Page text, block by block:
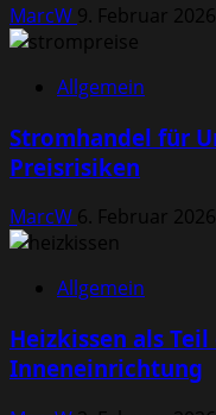
MarcW 9. Februar 2026
Allgemein
Stromhandel für
Preisrisiken
MarcW 6. Februar 2026
Allgemein
Heizkissen als
Inneneinrichtung